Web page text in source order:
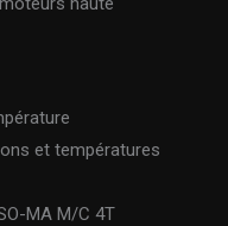
et températures
MA M/C 4T